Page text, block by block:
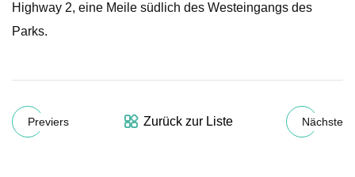
Highway 2, eine Meile südlich des Westeingangs des
Parks.
Previers Zurück zur Liste Nächste